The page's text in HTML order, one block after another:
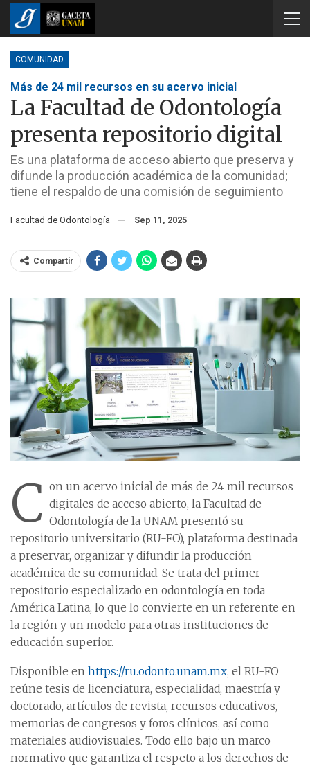
COMUNIDAD
Más de 24 mil recursos en su acervo inicial
La Facultad de Odontología
presenta repositorio digital
Es una plataforma de acceso abierto que preserva y
difunde la producción académica de la comunidad;
tiene el respaldo de una comisión de seguimiento
Facultad de Odontología Sep 11, 2025
Compartir
C on un acervo inicial de más de 24 mil recursos
digitales de acceso abierto, la Facultad de
Odontología de la UNAM presentó su
repositorio universitario (RU-FO), plataforma destinada
a preservar, organizar y difundir la producción
académica de su comunidad. Se trata del primer
repositorio especializado en odontología en toda
América Latina, lo que lo convierte en un referente en
la región y un modelo para otras instituciones de
educación superior.
Disponible en https://ru.odonto.unam.mx, el RU-FO
reúne tesis de licenciatura, especialidad, maestría y
doctorado, artículos de revista, recursos educativos,
memorias de congresos y foros clínicos, así como
materiales audiovisuales. Todo ello bajo un marco
normativo que garantiza el respeto a los derechos de